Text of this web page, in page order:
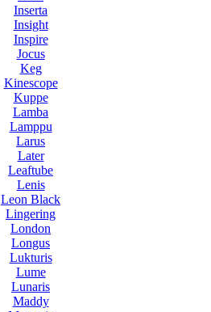
Inserta
Insight
Inspire
Jocus
Keg
Kinescope
Kuppe
Lamba
Lamppu
Larus
Later
Leaftube
Lenis
Leon Black
Lingering
London
Longus
Lukturis
Lume
Lunaris
Maddy